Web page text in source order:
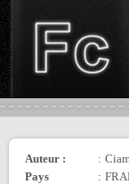
Auteur : :
Pays
: